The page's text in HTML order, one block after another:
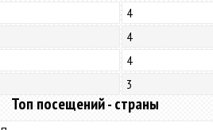
4
4
4
3
Топ посещений - страны